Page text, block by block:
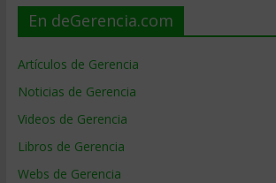
En deGerencia.com
Artículos de Gerencia
Noticias de Gerencia
Videos de Gerencia
Libros de Gerencia
Webs de Gerencia